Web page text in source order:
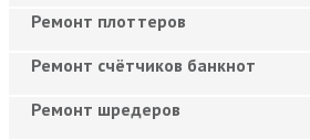
Ремонт плоттеров
Ремонт счётчиков банкнот
Ремонт шредеров